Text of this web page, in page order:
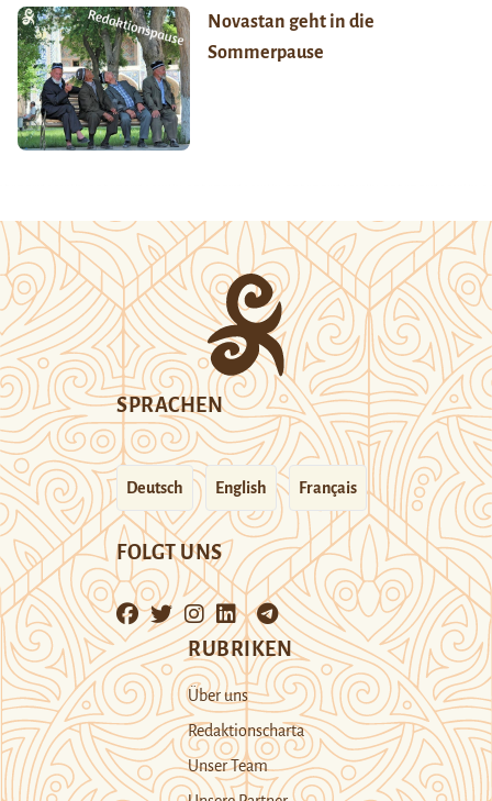
Novastan geht in die
Sommerpause
SPRACHEN
Deutsch English Français
FOLGT UNS
RUBRIKEN
Über uns
Redaktionscharta
Unser Team